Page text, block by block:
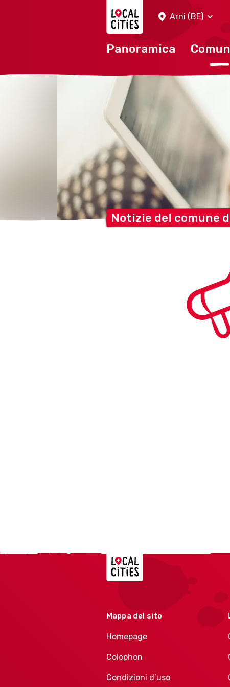
Arni (BE)
Panoramica
Notizie del comune
Localcities
Mappa del sito
Homepage
Colophon
Condizioni d’uso